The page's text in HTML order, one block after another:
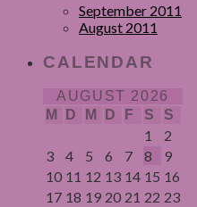
September 2011
August 2011
CALENDAR
AUGUST 2026
M
D M D F S S
1
2
3
4 5 6 7 8
9
10 11 12 13 14 15 16
17 18 19 20 21 22 23